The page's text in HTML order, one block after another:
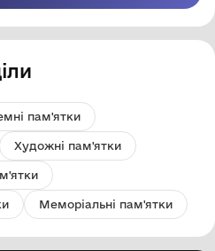
пам'ятки
Художні пам'ятки
Меморіальні пам'ятки